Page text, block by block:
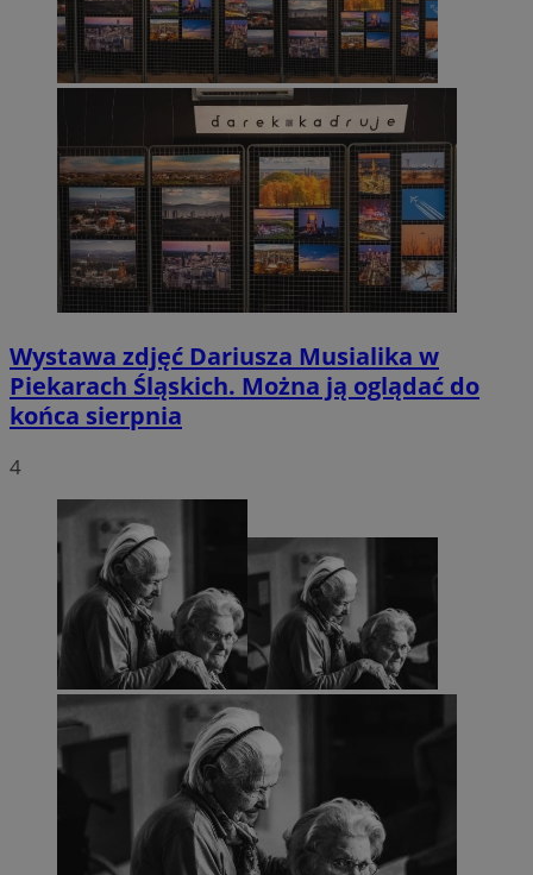
Wystawa zdjęć Dariusza Musialika w
Piekarach Śląskich. Można ją oglądać do
końca sierpnia
4